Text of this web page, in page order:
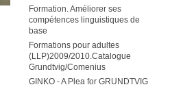
Formation. Améliorer ses
compétences linguistiques de
base
Formations pour adultes
(LLP)2009/2010.Catalogue
Grundtvig/Comenius
GINKO - A Plea for GRUNDTVIG